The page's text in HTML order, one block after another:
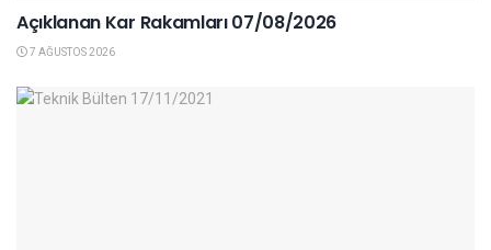
Açıklanan Kar Rakamları 07/08/2026
7 AĞUSTOS 2026